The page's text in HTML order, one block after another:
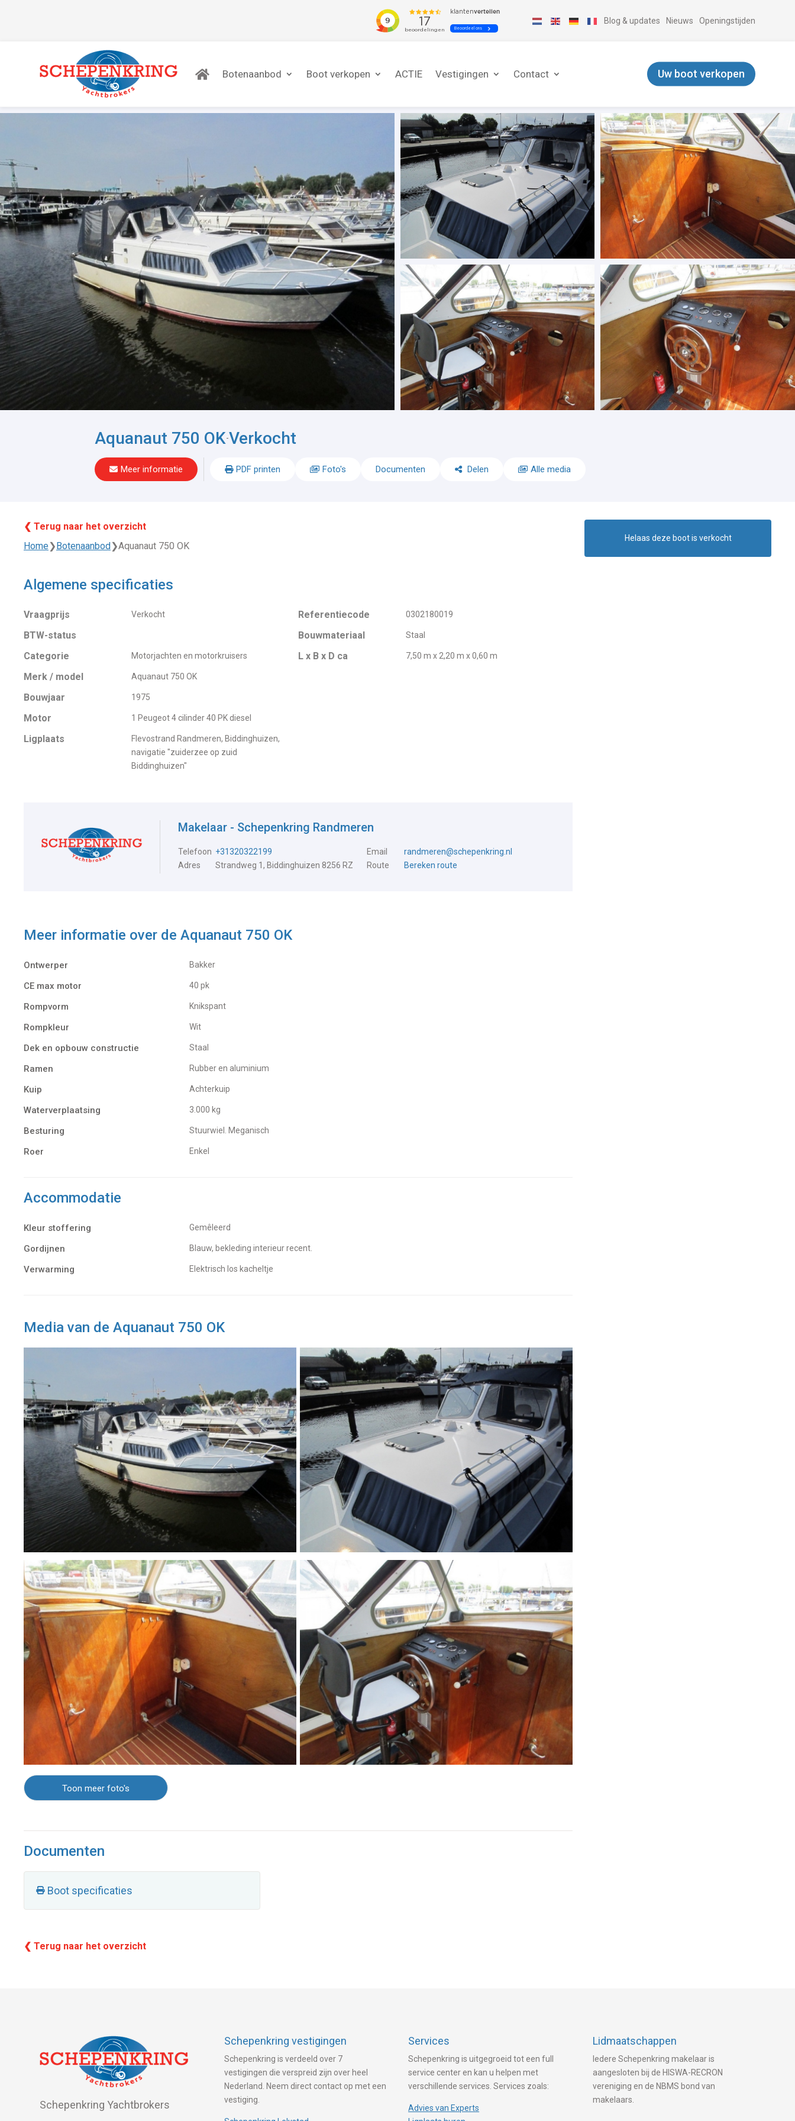
Blog & updates Nieuws Openingstijden
Botenaanbod Boot verkopen ACTIE Vestigingen Contact Uw boot verkopen
Aquanaut 750 OK-Verkocht
Meer informatie PDF printen Foto's Documenten Delen Alle media
❮ Terug naar het overzicht
Home❯ Botenaanbod ❯Aquanaut 750 OK
Algemene specificaties
Vraagprijs Verkocht
BTW-status
Categorie
Motorjachten en motorkruisers
Merk / model Aquanaut 750 OK
Bouwjaar 1975
Motor 1 Peugeot 4 cilinder 40 PK diesel
Ligplaats
Flevostrand Randmeren, Biddinghuizen,
navigatie "zuiderzee op zuid
Biddinghuizen"
Referentiecode 0302180019
Bouwmateriaal Staal
L x B x D ca 7,50 m x 2,20 m x 0,60 m
Makelaar - Schepenkring Randmeren
Telefoon +31320322199 Email
randmeren@schepenkring.nl
Adres
Strandweg 1, Biddinghuizen 8256 RZ Route Bereken route
Meer informatie over de Aquanaut 750 OK
Ontwerper Bakker
CE max motor 40 pk
Rompvorm Knikspant
Rompkleur Wit
Dek en opbouw constructie Staal
Ramen Rubber en aluminium
Kuip Achterkuip
Waterverplaatsing 3.000 kg
Besturing Stuurwiel. Meganisch
Roer Enkel
Accommodatie
Kleur stoffering Gemêleerd
Gordijnen Blauw, bekleding interieur recent.
Verwarming Elektrisch los kacheltje
Media van de Aquanaut 750 OK
Toon meer foto's
Documenten
Boot specificaties
❮ Terug naar het overzicht
Helaas deze boot is verkocht
Schepenkring Yachtbrokers
Schepenkring vestigingen
Schepenkring is verdeeld over 7
vestigingen die verspreid zijn over heel
Nederland. Neem direct contact op met een
vestiging.
Services
Schepenkring is uitgegroeid tot een full
service center en kan u helpen met
verschillende services. Services zoals:
Advies van Experts
Lidmaatschappen
Iedere Schepenkring makelaar is
aangesloten bij de HISWA-RECRON
vereniging en de NBMS bond van
makelaars.